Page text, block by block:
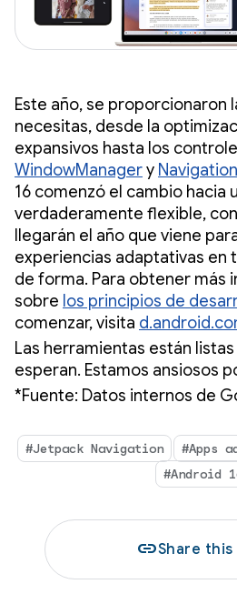
Este año, se proporcionaron
necesitas, desde la
expansivos hasta los
WindowManagery
16 comenzó el cambio hacia
verdaderamente flexible,
llegarán el año que viene
experiencias adaptativas en
de forma. Para obtener más
sobre los principios de
comenzar, visita
Las herramientas están
esperan. Estamos ansiosos
*Fuente: Datos internos de
#Jetpack Navigation #Apps
#Android
linkShare